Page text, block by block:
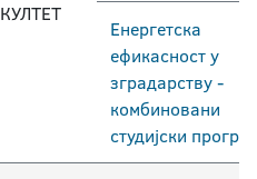
Енергетска
ефикасност у
зградарству -
комбиновани
студијски